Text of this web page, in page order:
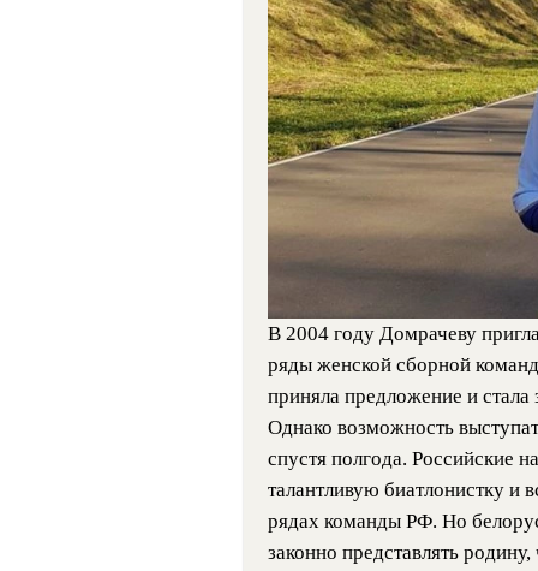
В 2004 году Домрачеву
ряды женской сборной
приняла предложение и
Однако возможность
спустя полгода. Российские
талантливую биатлонистку и
рядах команды РФ. Но
законно представлять